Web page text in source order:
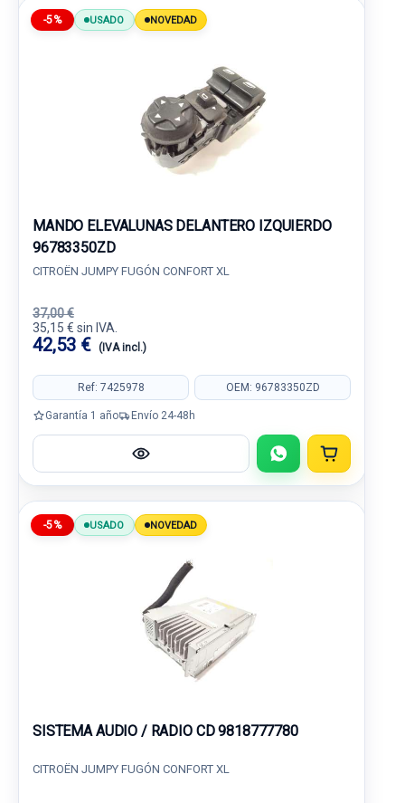
-5% USADO NOVEDAD
MANDO ELEVALUNAS DELANTERO IZQUIERDO
96783350ZD
CITROËN JUMPY FUGÓN CONFORT XL
37,00 €
35,15 € sin IVA.
42,53 € (IVA incl.)
Ref: 7425978 OEM: 96783350ZD
Garantía 1 año Envío 24-48h
-5% USADO NOVEDAD
SISTEMA AUDIO / RADIO CD 9818777780
CITROËN JUMPY FUGÓN CONFORT XL